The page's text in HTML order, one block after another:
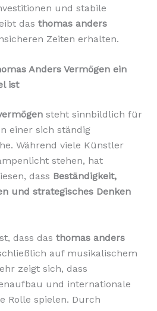
und stabile
das thomas anders
Zeiten erhalten.
Anders Vermögen ein
ist
steht sinnbildlich für
einer sich ständig
Während viele Künstler
stehen, hat
dass Beständigkeit,
und strategisches Denken
dass das thomas anders
auf musikalischem
zeigt sich, dass
und internationale
Rolle spielen. Durch